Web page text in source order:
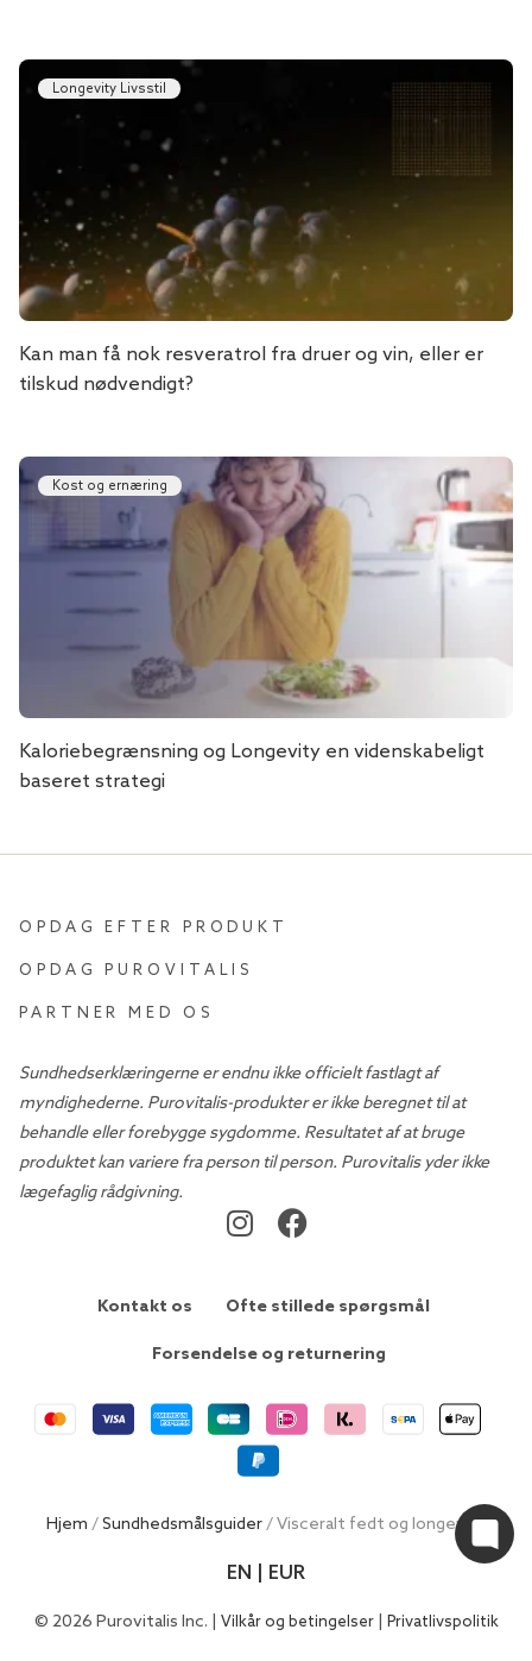
Longevity Livsstil
Kan man få nok resveratrol fra druer og vin, eller er
tilskud nødvendigt?
Kost og ernæring
Kaloriebegrænsning og Longevity en videnskabeligt
baseret strategi
OPDAG EFTER PRODUKT
OPDAG PUROVITALIS
PARTNER MED OS
Sundhedserklæringerne er endnu ikke officielt fastlagt af
myndighederne. Purovitalis-produkter er ikke beregnet til at
behandle eller forebygge sygdomme. Resultatet af at bruge
produktet kan variere fra person til person. Purovitalis yder ikke
lægefaglig rådgivning.
Kontakt os Ofte stillede spørgsmål
Forsendelse og returnering
Hjem /Sundhedsmålsguider/ Visceralt fedt og longevity
EN | EUR
© 2026 Purovitalis Inc. | Vilkår og betingelser| Privatlivspolitik